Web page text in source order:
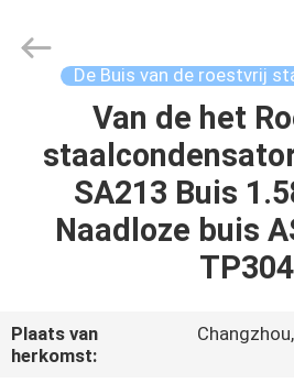
PRODUCTEN
V.S.
Joyruns
Steel
De Buis van de roestvrij
Van de het
SA213 Buis
Naadloze buis
TP304
Plaats van
herkomst: